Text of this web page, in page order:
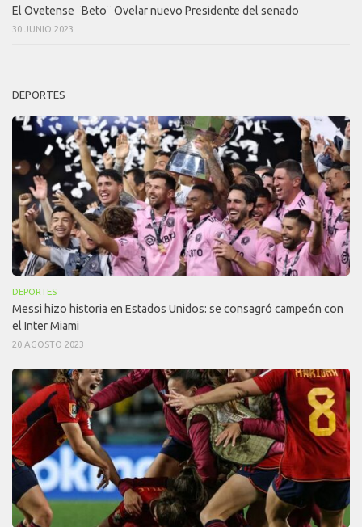
El Ovetense ¨Beto¨ Ovelar nuevo Presidente del senado
30 JUNIO 2023
DEPORTES
DEPORTES
Messi hizo historia en Estados Unidos: se consagró campeón con
el Inter Miami
20 AGOSTO 2023